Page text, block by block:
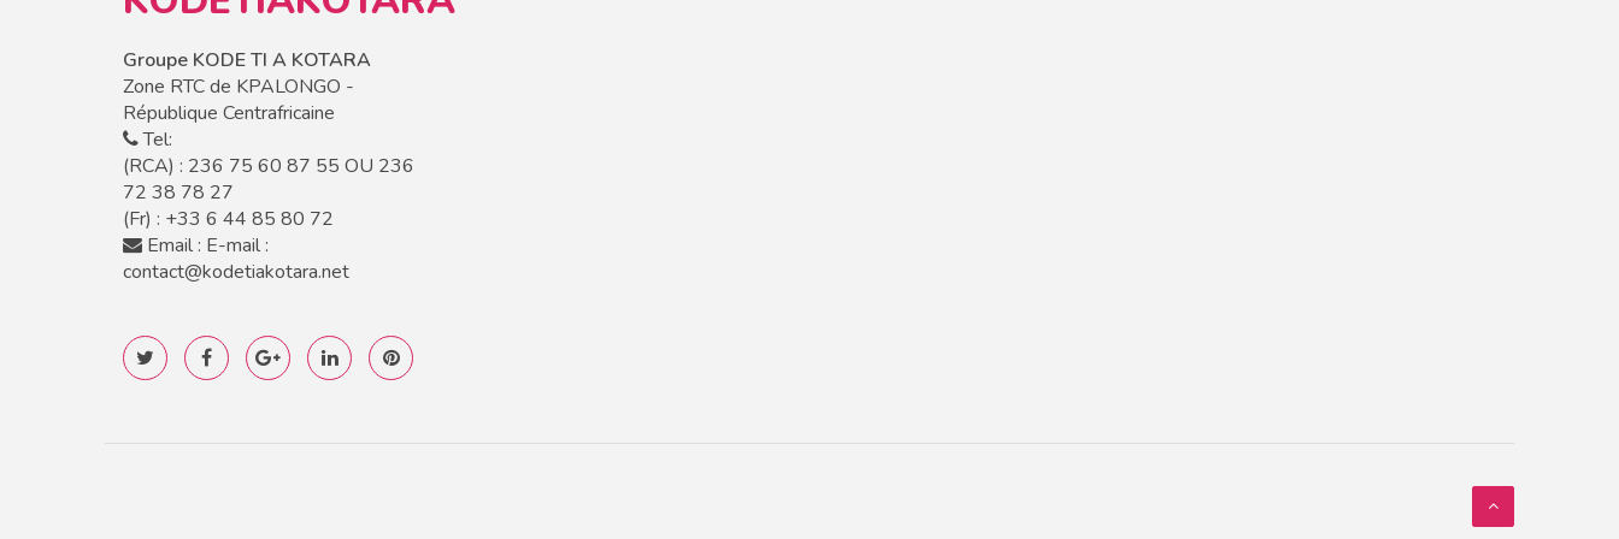
Groupe KODE TI A KOTARA
Zone RTC de KPALONGO -
République Centrafricaine
Tel:
(RCA) : 236 75 60 87 55 OU 236
72 38 78 27
(Fr) : +33 6 44 85 80 72
Email : E-mail :
contact@kodetiakotara.net